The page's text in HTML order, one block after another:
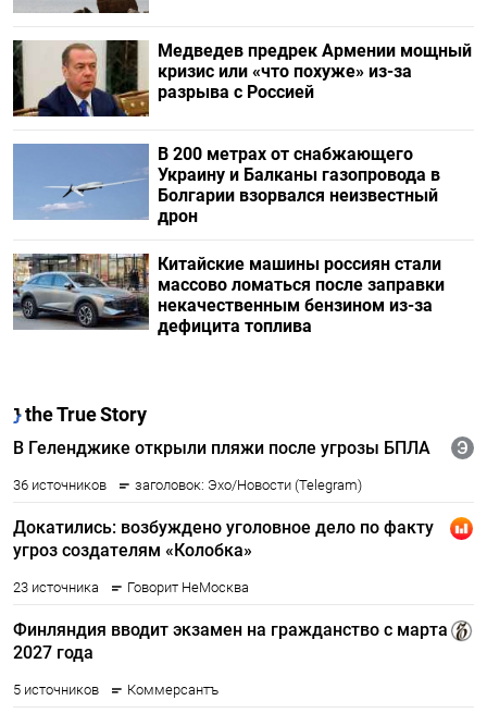
Медведев предрек Армении мощный
кризис или «что похуже» из-за
разрыва с Россией
В 200 метрах от снабжающего
Украину и Балканы газопровода в
Болгарии взорвался неизвестный
дрон
Китайские машины россиян стали
массово ломаться после заправки
некачественным бензином из-за
дефицита топлива